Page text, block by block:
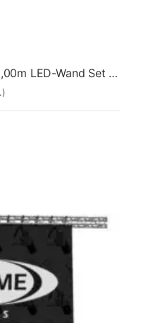
LEDVenture 2.6 XR 5,00m x 3,00m LED-Wand Set 03 – Stehend[5:3]